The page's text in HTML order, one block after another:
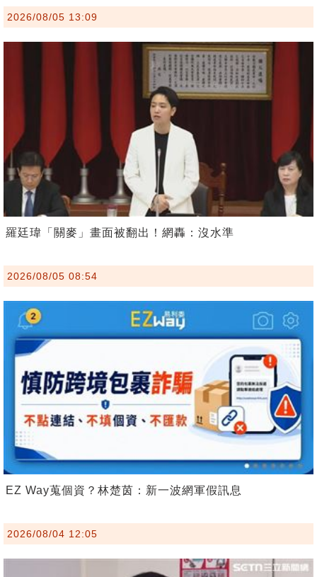
2026/08/05 13:09
羅廷瑋「關麥」畫面被翻出！網轟：沒水準
2026/08/05 08:54
EZ Way蒐個資？林楚茵：新一波網軍假訊息
2026/08/04 12:05